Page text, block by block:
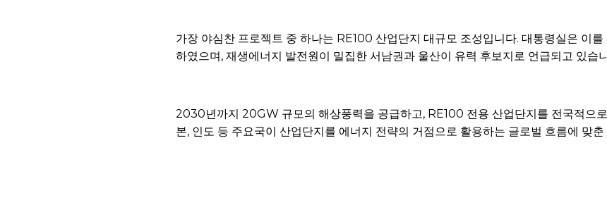
가장 야심찬 프로젝트 중 하나는 RE100 산업단지 대규모 조성입니다. 대통령실은 이
하였으며, 재생에너지 발전원이 밀집한 서남권과 울산이 유력 후보지로 언급되고 있습
2030년까지 20GW 규모의 해상풍력을 공급하고, RE100 전용 산업단지를 전국적으
본, 인도 등 주요국이 산업단지를 에너지 전략의 거점으로 활용하는 글로벌 흐름에 맞